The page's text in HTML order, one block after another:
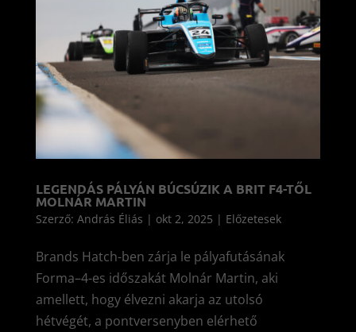
LEGENDÁS PÁLYÁN BÚCSÚZIK A BRIT F4-TŐL
MOLNÁR MARTIN
Szerző: András Éliás | okt 2, 2025 | Előzetesek
Brands Hatch-ben zárja le pályafutásának
Forma–4-es időszakát Molnár Martin, aki
amellett, hogy élvezni akarja az utolsó
hétvégét, a pontversenyben elérhető